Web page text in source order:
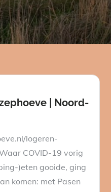
| Noord-
logeren-
COVID-19 vorig
)eten gooide, ging
komen: met Pasen